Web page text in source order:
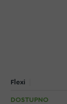
Flexi
DOSTUPNO